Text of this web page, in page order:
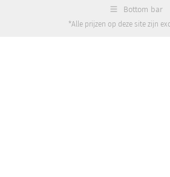
Bottom bar
*Alle prijzen op deze site zijn